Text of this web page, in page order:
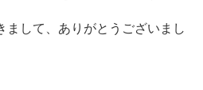
して、ありがとうございまし